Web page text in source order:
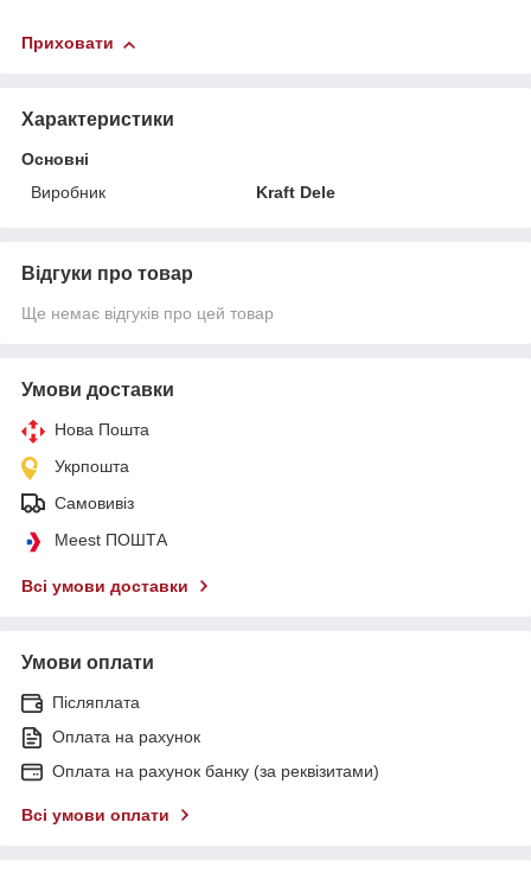
Приховати
Характеристики
Основні
Виробник
Kraft Dele
Відгуки про товар
Ще немає відгуків про цей товар
Умови доставки
Нова Пошта
Укрпошта
Самовивіз
Meest ПОШТА
Всі умови доставки
Умови оплати
Післяплата
Оплата на рахунок
Оплата на рахунок банку (за реквізитами)
Всі умови оплати